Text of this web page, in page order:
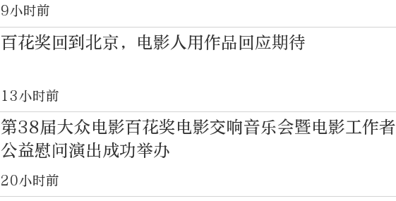
9小时前
百花奖回到北京，电影人用作品回应期待
13小时前
第38届大众电影百花奖电影交响音乐会暨电影工作者
公益慰问演出成功举办
20小时前